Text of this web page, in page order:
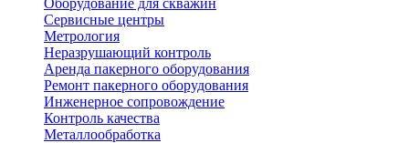
Оборудование для скважин
Сервисные центры
Метрология
Неразрушающий контроль
Аренда пакерного оборудования
Ремонт пакерного оборудования
Инженерное сопровождение
Контроль качества
Металлообработка